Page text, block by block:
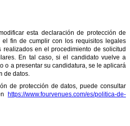
esta declaración de protección de
fin de cumplir con los requisitos legales
en el procedimiento de solicitud
En tal caso, si el candidato vuelve a
o a presentar su candidatura, se le aplicará
de datos.
de protección de datos, puede consultar
https://www.fourvenues.com/es/politica-de-